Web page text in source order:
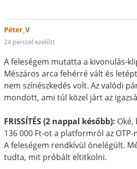
Péter_V
24 perccel ezelőtt
A feleségem mutatta a kivonulás-
Mészáros arca fehérré vált és
nem színészkedés volt. Az valódi
mondott, ami túl közel járt az
FRISSÍTÉS (2 nappal később):
136 000 Ft-ot a platformról az
A feleségem rendkívül önelégült.
tudta, mit próbált eltitkolni.